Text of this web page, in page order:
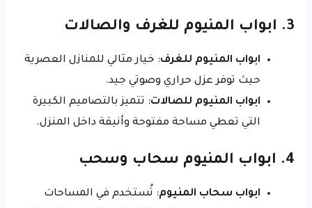
3. ابواب المنيوم للغرف والصالات
ابواب المنيوم للغرف: خيار مثالي للمنازل العصرية
حيث توفر عزل حراري وصوتي جيد.
ابواب المنيوم للصالات: تتميز بالتصاميم الكبيرة
التي تعطي مساحة مفتوحة وأنيقة داخل المنزل.
4. ابواب المنيوم سحاب وسحب
ابواب سحاب المنيوم: تُستخدم في المساحات